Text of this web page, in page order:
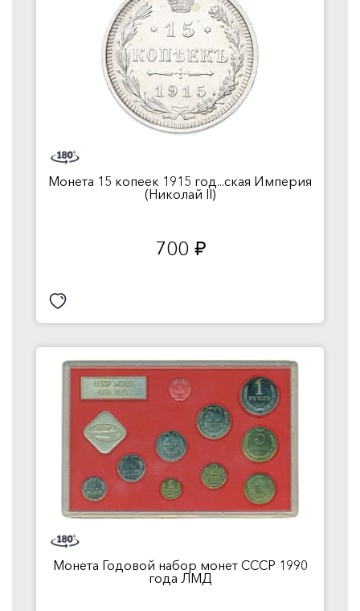
Монета 15 копеек 1915 год...ская Империя
(Николай II)
700 руб.
Монета Годовой набор монет СССР 1990
года ЛМД